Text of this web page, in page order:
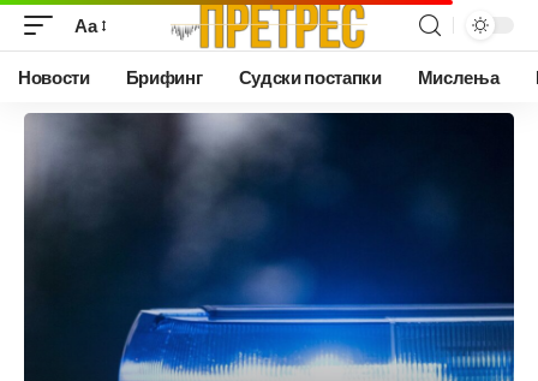
Аа
Новости Брифинг Судски постапки Мислења